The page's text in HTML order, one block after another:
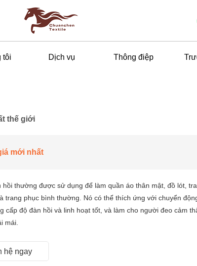
tôi Dịch vụ Thông điệp
thế giới
mới nhất
hồi thường được sử dụng để làm quần áo thân mật, đồ lót,
trang phục bình thường. Nó có thể thích ứng với chuyển
cấp độ đàn hồi và linh hoạt tốt, và làm cho người đeo cảm
mái.
hệ ngay